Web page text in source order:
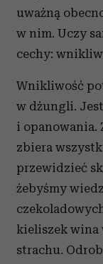
uważną
w nim. Uczy
cechy:
Wnikliwość
w dżungli.
i opanowania.
zbiera
przewidzieć
żebyśmy
kieliszek wina
strachu.